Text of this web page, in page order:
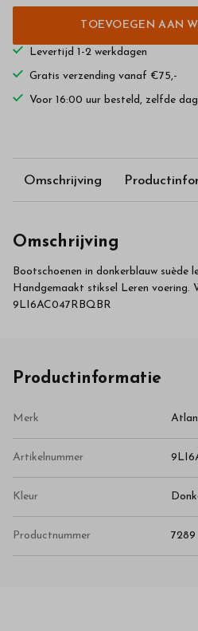
TOEVOEGEN AAN
Levertijd 1-2 werkdagen
Gratis verzending vanaf €75,-
Voor 16:00 uur besteld, zelfde
Omschrijving
Omschrijving
Bootschoenen in donkerblauw suède
Handgemaakt stiksel Leren voering.
9LI6AC047RBQBR
Productinformatie
Merk
Artikelnummer
Kleur
Productnummer 7289